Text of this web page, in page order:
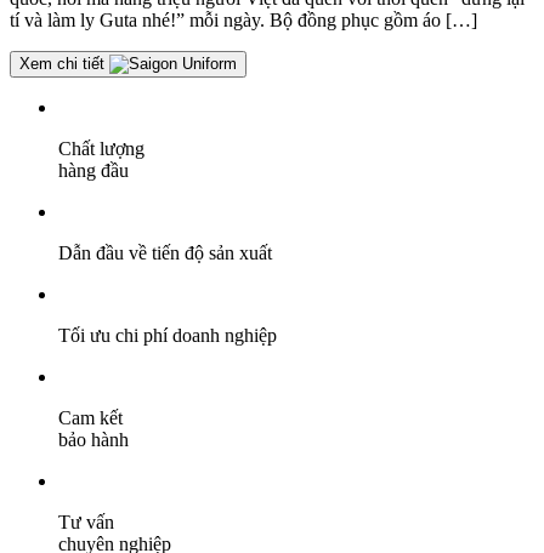
tí và làm ly Guta nhé!” mỗi ngày. Bộ đồng phục gồm áo […]
Xem chi tiết
Chất lượng
hàng đầu
Dẫn đầu về tiến độ sản xuất
Tối ưu chi phí doanh nghiệp
Cam kết
bảo hành
Tư vấn
chuyên nghiệp